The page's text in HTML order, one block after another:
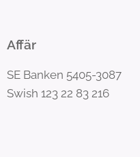
Affär
SE Banken 5405-3087
Swish 123 22 83 216